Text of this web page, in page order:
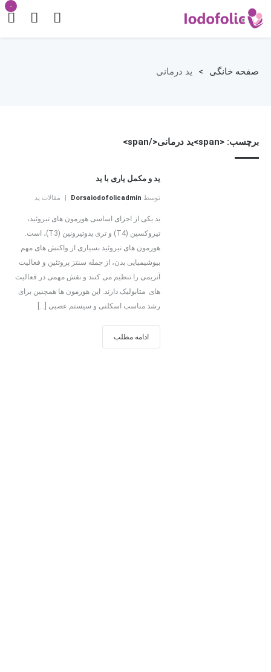
۰
صفحه خانگی > ید درمانی
برچسب: <span>ید درمانی</span>
ید و مکمل یاری با ید
توسط Dorsaiodofolicadmin
مقالات ید
ید یکی از اجزای اساسی هورمون های تیروئید،
تیروکسین (T4) و تری یدوتیرونین (T3)، است.
هورمون های تیروئید بسیاری از واکنش های مهم
بیوشیمیایی بدن، از جمله سنتز پروتئین و فعالیت
آنزیمی را تنظیم می کنند و نقش مهمی در فعالیت
های متابولیک دارند. این هورمون ها همچنین برای
رشد مناسب اسکلتی و سیستم عصبی […]
ادامه مطلب